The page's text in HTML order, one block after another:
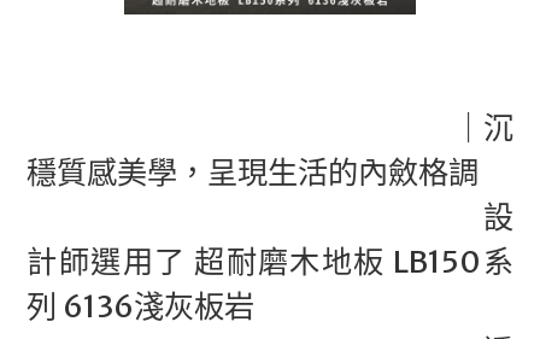
｜沉
穩質感美學，呈現生活的內斂格調
設
計師選用了 超耐磨木地板 LB150系
列 6136淺灰板岩